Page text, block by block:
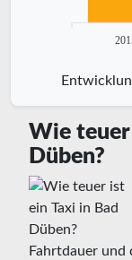
Wie teuer
Düben?
Fahrtdauer und